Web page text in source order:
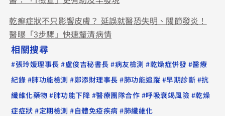
乾癬症狀不只影響皮膚？ 延誤就醫恐失明、關節發炎！
醫曝「3步驟」快速釐清病情
相關搜尋
#張玲媛理事長 #盧俊吉秘書長 #病友檢測 #乾燥症併發 #醫療
紀錄 #肺功能檢測 #鄭添財理事長 #肺功能追蹤 #早期診斷 #抗
纖維化藥物 #肺功能下降 #醫療團隊合作 #呼吸衰竭風險 #乾燥
症症狀 #定期檢測 #自體免疫疾病 #肺纖維化